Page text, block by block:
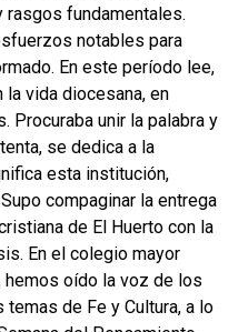
fundamentales.
notables para
En este período lee,
la vida diocesana, en
Procuraba unir la palabra y
se dedica a la
esta institución,
compaginar la entrega
de El Huerto con la
En el colegio mayor
hemos oído la voz de los
de Fe y Cultura, a lo